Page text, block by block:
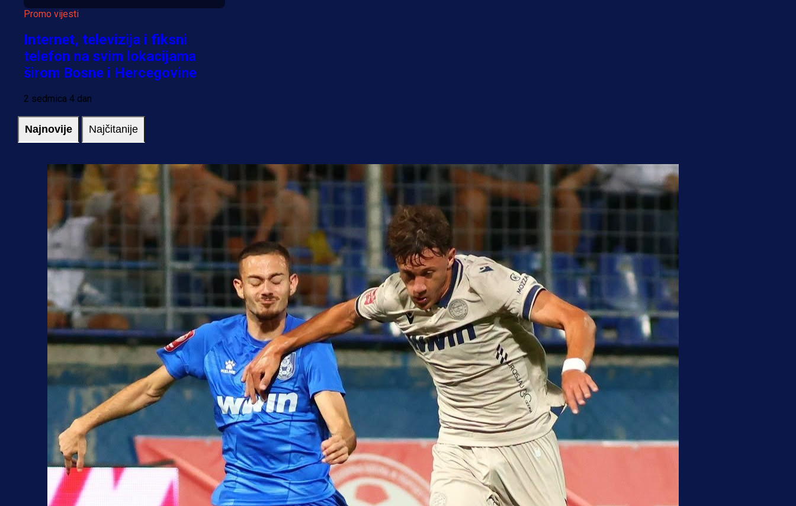
Promo vijesti
Internet, televizija i fiksni
telefon na svim lokacijama
širom Bosne i Hercegovine
2 sedmica 4 dan
Najnovije Najčitanije